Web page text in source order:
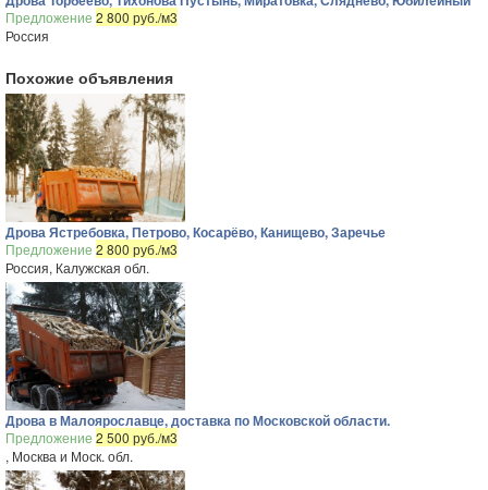
Предложение 2 800 руб./м3
Россия
Похожие объявления
Дрова Ястребовка, Петрово, Косарёво, Канищево, Заречье
Предложение 2 800 руб./м3
Россия, Калужская обл.
Дрова в Малоярославце, доставка по Московской области.
Предложение 2 500 руб./м3
, Москва и Моск. обл.